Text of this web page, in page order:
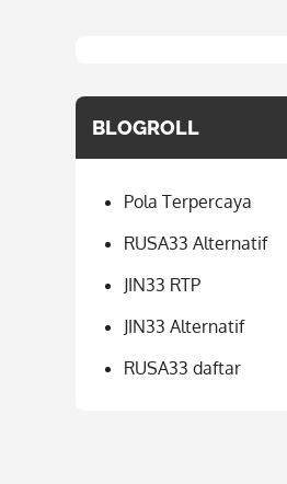
BLOGROLL
Pola Terpercaya
RUSA33 Alternatif
JIN33 RTP
JIN33 Alternatif
RUSA33 daftar